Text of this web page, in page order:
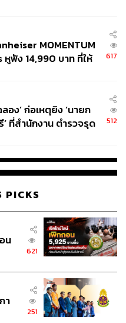
MOMENTUM
หูฟัง 14,990 บาท ที่ให้
617
อง’ ก่อเหตุยิง ‘นายก
ที่สำนักงาน ตำรวจรุด
512
PICKS
น
621
า
251